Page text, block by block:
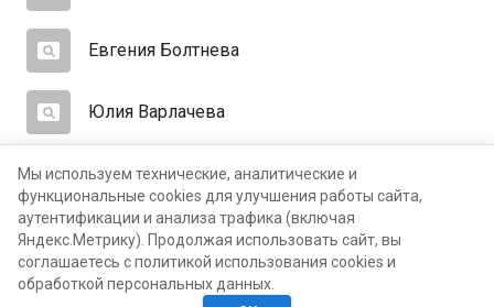
Евгения Болтнева
Юлия Варлачева
Оксана Ганибаева
Наталья Люденцай
Мы используем технические, аналитические и
функциональные cookies для улучшения работы сайта,
аутентификации и анализа трафика (включая
Яндекс.Метрику). Продолжая использовать сайт, вы
соглашаетесь с политикой использования cookies и
обработкой персональных данных.